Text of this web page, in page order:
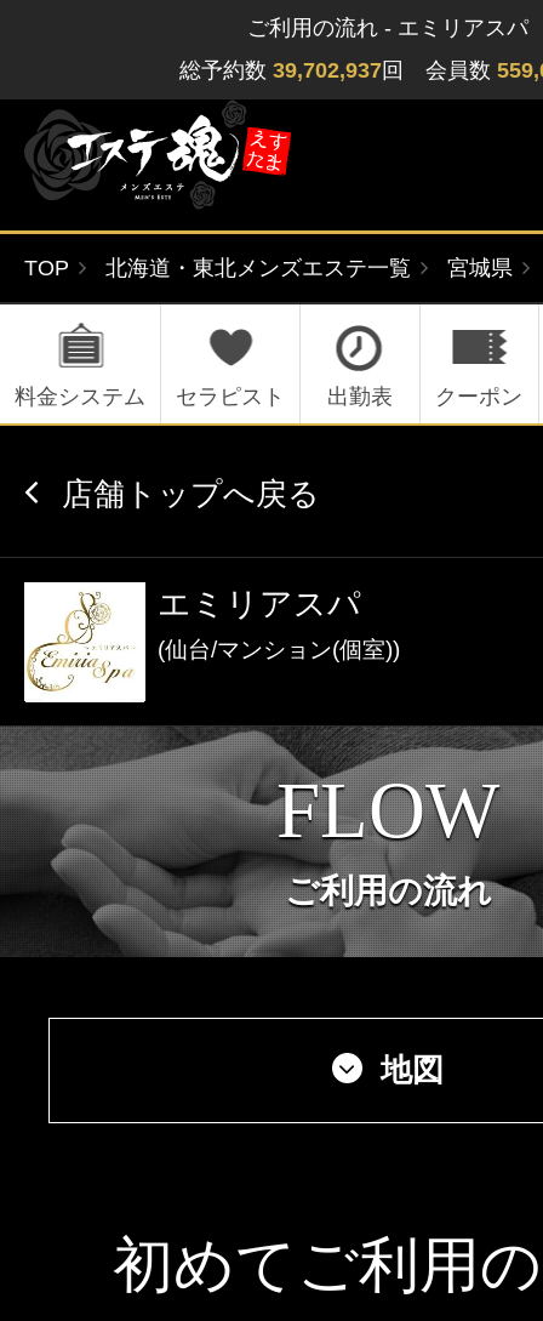
ご利用の流れ - エミリアスパ
総予約数 39,702,937回 会員数
閲覧履歴
ゲストさん
関西版
北海道・東北版 九州・沖縄版
無料会員登録
ログイン
夏の特集イベント開催中！
激アツなお店を多数掲載！
メンズエステ店
お店を探す
お店検索ページへ
北海道 青森 岩手
秋田 福島
セラピスト
セラピストを探す
即セラ
体験談
TOP 北海道・東北メンズエステ一覧 宮城県
料金システム セラピスト 出勤表 クーポン
店舗トップへ戻る
エミリアスパ
(仙台/マンション(個室))
FLOW
ご利用の流れ
地図
初めてご利用